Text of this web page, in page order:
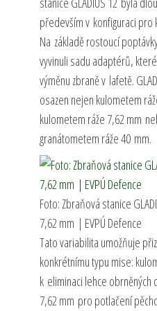
především v konfiguraci pro
Na základě rostoucí
vyvinuli sadu adaptérů,
výměnu zbraně v lafetě.
osazen nejen kulometem
kulometem ráže 7,62 mm
granátometem ráže 40 mm.
Foto: Zbraňová stanice
7,62 mm | EVPÚ Defence
Tato variabilita umožňuje
konkrétnímu typu mise:
k eliminaci lehce obrněných
7,62 mm pro potlačení